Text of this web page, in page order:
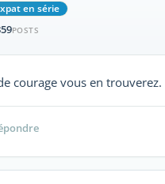
en série
POSTS
courage vous en trouverez.